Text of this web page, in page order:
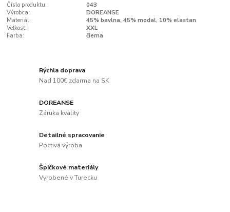
Číslo produktu:
043
Výrobca:
DOREANSE
Materiál:
45% bavlna, 45% modal, 10% elastan
Veľkosť:
XXL
Farba:
čierna
Rýchla doprava
Nad 100€ zdarma na SK
DOREANSE
Záruka kvality
Detailné spracovanie
Poctivá výroba
Špičkové materiály
Vyrobené v Turecku